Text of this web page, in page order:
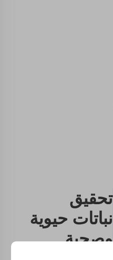
تحقيق
نباتات حيوية
وصحية